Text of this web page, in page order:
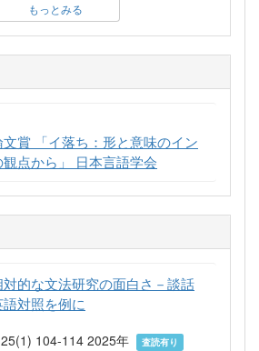
もっとみる
賞 「イ落ち：形と意味のイン
点から」 日本言語学会
的な文法研究の面白さ－談話
対照を例に
25(1) 104-114 2025年
査読有り